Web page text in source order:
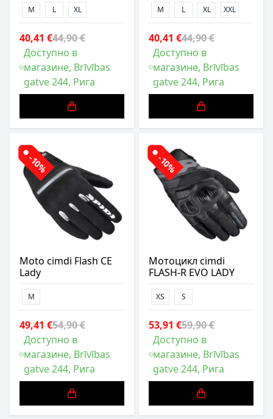
M L XL
40,41 €44,90 €
Доступно в
магазине, Brīvības
gatve 244, Рига
M L XL XXL
40,41 €44,90 €
Доступно в
магазине, Brīvības
gatve 244, Рига
-10%
Moto cimdi Flash CE
Lady
M
49,41 €54,90 €
Доступно в
магазине, Brīvības
gatve 244, Рига
-10%
Мотоцикл cimdi
FLASH-R EVO LADY
XS S
53,91 €59,90 €
Доступно в
магазине, Brīvības
gatve 244, Рига